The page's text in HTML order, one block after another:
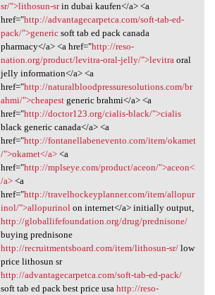
sr/">lithosun-srin dubai kaufen</a> <a
href="http://advantagecarpetca.com/soft-tab-ed-
pack/">genericsoft tab ed pack canada
pharmacy</a> <a href="http://reso-
nation.org/product/levitra-oral-jelly/">levitraoral
jelly information</a> <a
href="http://naturalbloodpressuresolutions.com/br
ahmi/">cheapestgeneric brahmi</a> <a
href="http://doctor123.org/cialis-black/">cialis
black generic canada</a> <a
href="http://fontanellabenevento.com/item/okamet
/">okamet</a><a
href="http://mplseye.com/product/aceon/">aceon<
/a><a
href="http://travelhockeyplanner.com/item/allopur
inol/">allopurinolon internet</a> initially output,
http://globallifefoundation.org/drug/prednisone/
buying prednisone
http://recruitmentsboard.com/item/lithosun-sr/low
price lithosun sr
http://advantagecarpetca.com/soft-tab-ed-pack/
soft tab ed pack best price usa http://reso-